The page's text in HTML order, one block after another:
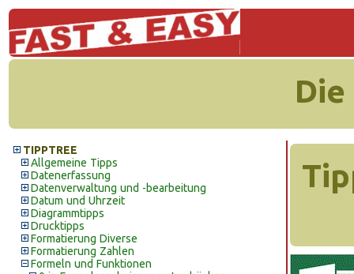
TIPPTREE
Allgemeine Tipps
Datenerfassung
Datenverwaltung und -bearbeitung
Datum und Uhrzeit
Diagrammtipps
Drucktipps
Formatierung Diverse
Formatierung Zahlen
Formeln und Funktionen